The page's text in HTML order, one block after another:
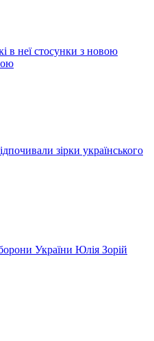
в неї стосунки з новою
зірки українського
України Юлія Зорій